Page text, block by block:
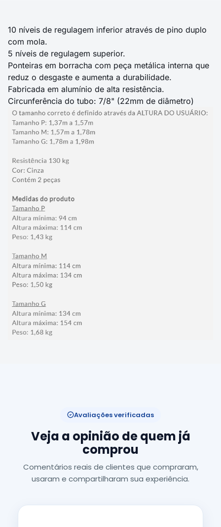
10 níveis de regulagem inferior através de pino duplo
com mola.
5 níveis de regulagem superior.
Ponteiras em borracha com peça metálica interna que
reduz o desgaste e aumenta a durabilidade.
Fabricada em alumínio de alta resistência.
Circunferência do tubo: 7/8" (22mm de diâmetro)
Avaliações verificadas
Veja a opinião de quem já
comprou
Comentários reais de clientes que compraram,
usaram e compartilharam sua experiência.